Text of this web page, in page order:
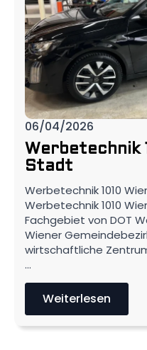
Werbetechnik
Stadt
06/04/2026
Werbetechnik 1010
Werbetechnik 1010
Fachgebiet von DOT
Wiener
wirtschaftliche
…
Weiterlesen